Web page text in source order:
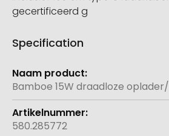
gecertificeerd g
Specification
Meer
informatie
Bamboe 15W draadloze
580.285772